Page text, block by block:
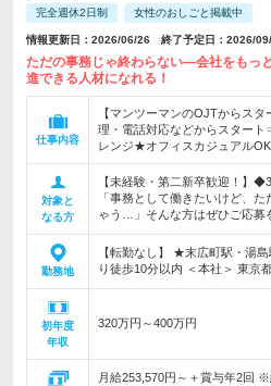
完全週休2日制 女性のおしごと掲載中
情報更新日：2026/06/26 終了予定日：2026/
ただの事務じゃ終わらない―会社をもっ
進できる人材になれる！
仕事内容
【マンツーマンのOJTからス
理・電話対応などからスター
レンジ★オフィスカジュアルOK
対象と
なる方
【未経験・第二新卒歓迎！】
「事務として働きたいけど、
ゃう…」そんな方はぜひご応募
勤務地
【転勤なし】 ★末広町駅・湯
り徒歩10分以内 ＜本社＞ 東京
初年度
年収
320万円～400万円
月給253,570円～＋賞与年2回